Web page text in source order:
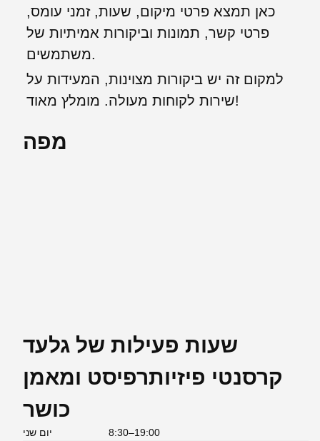
כאן תמצא פרטי מיקום, שעות, זמני עומס,
פרטי קשר, תמונות וביקורות אמיתיות של
משתמשים.
למקום זה יש ביקורות מצוינות, המעידות על
שירות לקוחות מעולה. מומלץ מאוד!
מפה
שעות פעילות של גלעד
קרסנטי פיזיותרפיסט ומאמן
כושר
יום שני
8:30–19:00